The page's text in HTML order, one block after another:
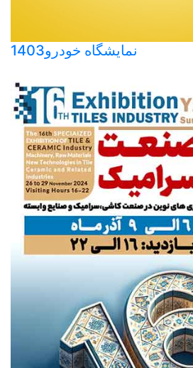
نمایشگاه خودرو1403